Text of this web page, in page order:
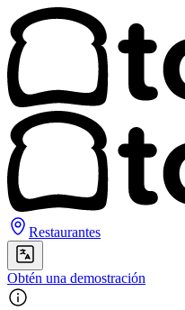
Restaurantes
Obtén una demostración